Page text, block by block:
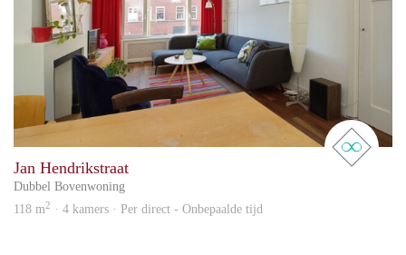
real
Jan Hendrikstraat
Dubbel Bovenwoning
118 m2 · 4 kamers · Per direct - Onbepaalde tijd